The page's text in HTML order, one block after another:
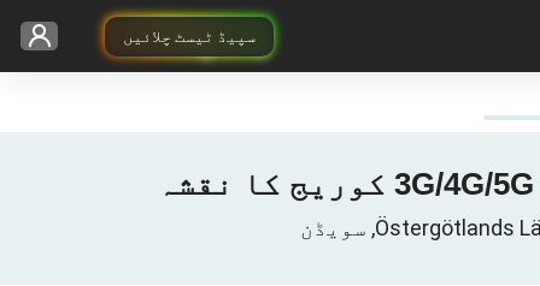
سپیڈ ٹیسٹ چلائیں